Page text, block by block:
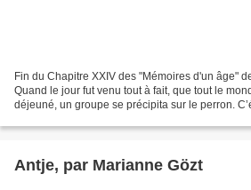
Fin du Chapitre XXIV des "Mémoires d'un âge"
Quand le jour fut venu tout à fait, que tout le
déjeuné, un groupe se précipita sur le perron.
Antje, par Marianne Gözt